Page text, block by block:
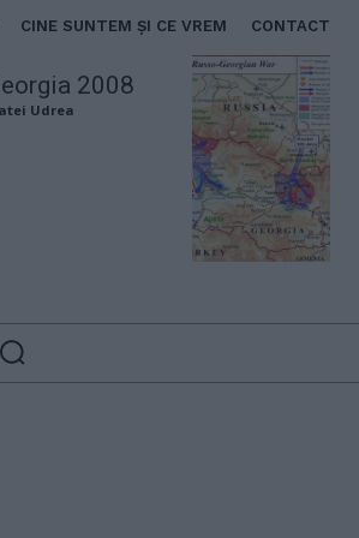
CINE SUNTEM ȘI CE VREM CONTACT
2008
Udrea